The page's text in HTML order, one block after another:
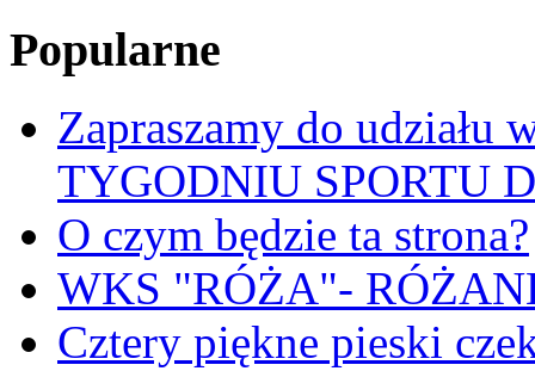
Popularne
Zapraszamy do udziału
TYGODNIU SPORTU
O czym będzie ta strona?
WKS "RÓŻA"-
Cztery piękne pieski